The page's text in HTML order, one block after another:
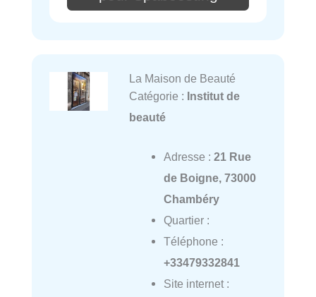
La Maison de Beauté
Catégorie : Institut de
beauté
Adresse : 21 Rue
de Boigne, 73000
Chambéry
Quartier :
Téléphone :
+33479332841
Site internet :